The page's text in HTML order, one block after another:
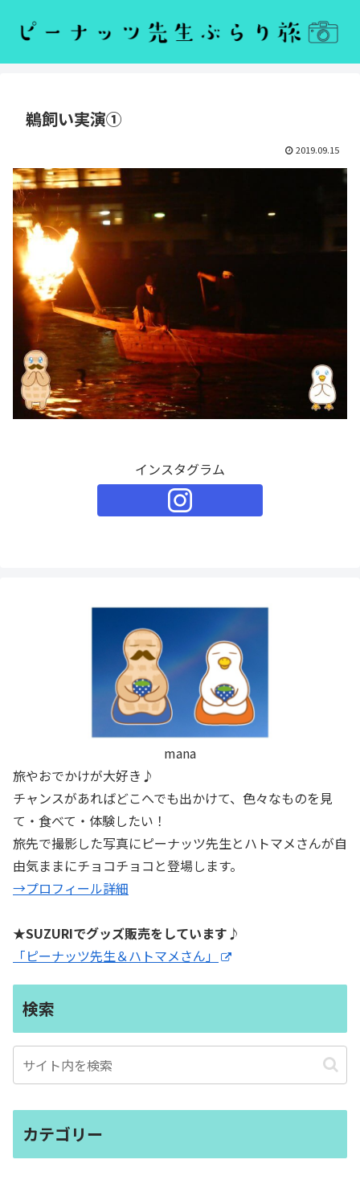
鵜飼い実演①
2019.09.15
インスタグラム
mana
旅やおでかけが大好き♪
チャンスがあればどこへでも出かけて、色々なものを見
て・食べて・体験したい！
旅先で撮影した写真にピーナッツ先生とハトマメさんが自
由気ままにチョコチョコと登場します。
→プロフィール詳細
★SUZURIでグッズ販売をしています♪
「ピーナッツ先生＆ハトマメさん」
検索
カテゴリー